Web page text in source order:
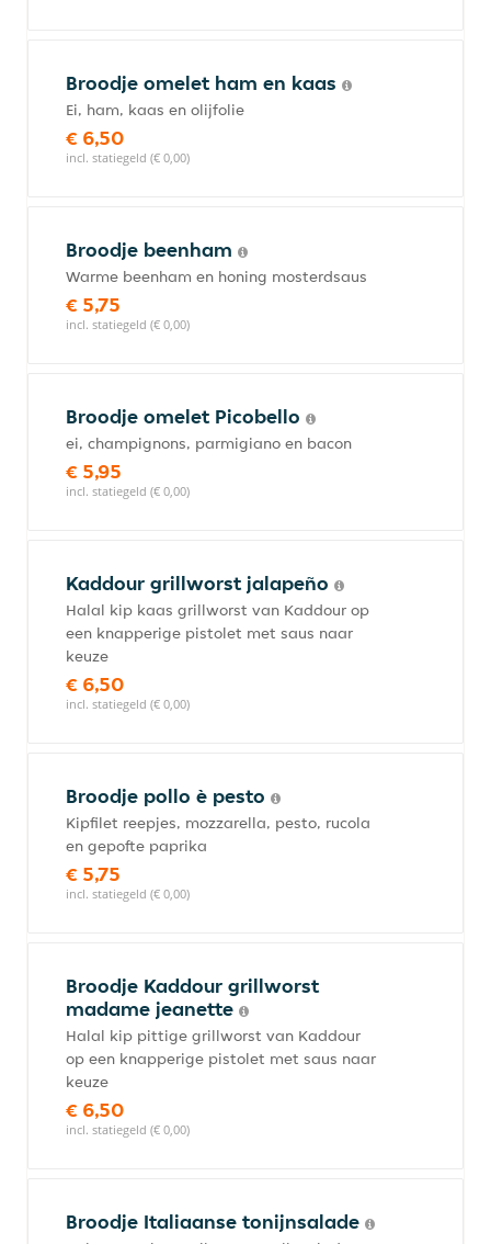
Broodje omelet ham en kaas
Ei, ham, kaas en olijfolie
€ 6,50
incl. statiegeld (€ 0,00)
Broodje beenham
Warme beenham en honing mosterdsaus
€ 5,75
incl. statiegeld (€ 0,00)
Broodje omelet Picobello
ei, champignons, parmigiano en bacon
€ 5,95
incl. statiegeld (€ 0,00)
Kaddour grillworst jalapeño
Halal kip kaas grillworst van Kaddour op
een knapperige pistolet met saus naar
keuze
€ 6,50
incl. statiegeld (€ 0,00)
Broodje pollo è pesto
Kipfilet reepjes, mozzarella, pesto, rucola
en gepofte paprika
€ 5,75
incl. statiegeld (€ 0,00)
Broodje Kaddour grillworst
madame jeanette
Halal kip pittige grillworst van Kaddour
op een knapperige pistolet met saus naar
keuze
€ 6,50
incl. statiegeld (€ 0,00)
Broodje Italiaanse tonijnsalade